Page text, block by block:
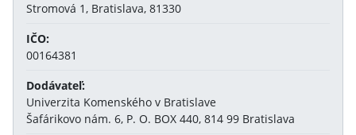
Stromová 1, Bratislava, 81330
IČO:
00164381
Dodávateľ:
Univerzita Komenského v Bratislave
Šafárikovo nám. 6, P. O. BOX 440, 814 99 Bratislava